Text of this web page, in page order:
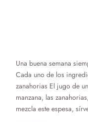
Una buena semana
Cada uno de los
zanahorias El jugo de
manzana, las
mezcla este espesa,